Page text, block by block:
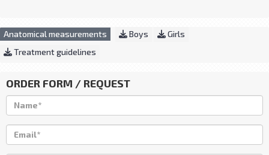
Anatomical measurements Boys
Girls
Treatment guidelines
ORDER FORM / REQUEST